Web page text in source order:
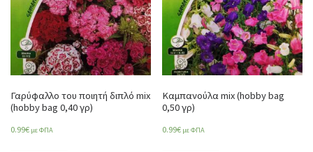
Γαρύφαλλο του ποιητή διπλό mix
(hobby bag 0,40 γρ)
0.99€ με ΦΠΑ
Καμπανούλα mix (hobby bag
0,50 γρ)
0.99€ με ΦΠΑ